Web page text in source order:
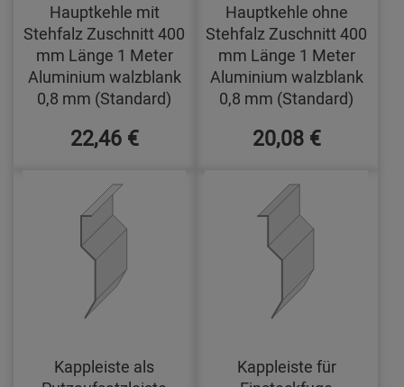
Hauptkehle mit
Stehfalz Zuschnitt 400
mm Länge 1 Meter
Aluminium walzblank
0,8 mm (Standard)
22,46 €
Hauptkehle ohne
Stehfalz Zuschnitt 400
mm Länge 1 Meter
Aluminium walzblank
0,8 mm (Standard)
20,08 €
Kappleiste als
Kappleiste für